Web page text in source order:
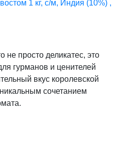
1 кг, с/м, Индия (10%) ,
₽.
не просто деликатес, это
гурманов и ценителей
вкус королевской
сочетанием